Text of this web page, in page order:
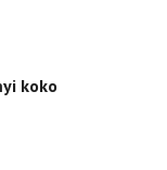
koko